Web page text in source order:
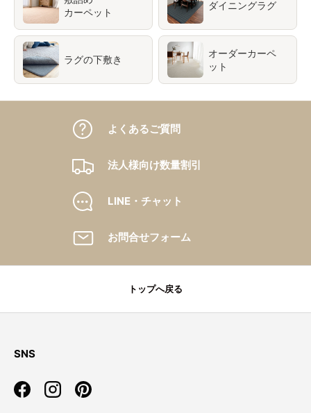
カーペット
ダイニングラグ
ラグの下敷き
オーダーカーペ
ット
よくあるご質問
法人様向け数量割引
LINE・チャット
お問合せフォーム
トップへ戻る
SNS
FacebookInstagramPinterest